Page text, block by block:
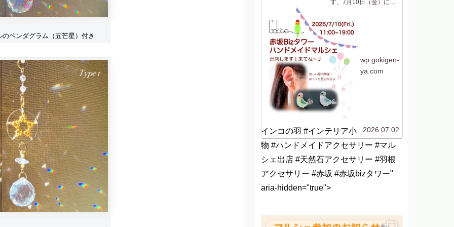
のペンダグラム（五芒星）付き
す。7月10日（金）に
加します！今回は初めて
の場所、赤坂です！行く
機会がないのでよくわか
らないですがwなんだか
聞いたことはあるけど行
ったことがない「赤坂...
wp.gokigen-
ya.com
2026.07.02
インコの羽 #インテリア小
物 #ハンドメイドアクセサリー #マル
シェ出店 #天然石アクセサリー #羽根
アクセサリー #赤坂 #赤坂bizタワー"
aria-hidden="true">